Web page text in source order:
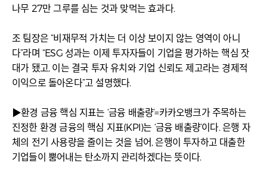
나무 27만 그루를 심는 것과 맞먹는 효과다.
조 팀장은 “비재무적 가치는 더 이상 보이지 않는 영역이 아니
다”라며 “ESG 성과는 이제 투자자들이 기업을 평가하는 핵심 잣
대가 됐고, 이는 결국 투자 유치와 기업 신뢰도 제고라는 경제적
이익으로 돌아온다”고 설명했다.
▶환경 금융 핵심 지표는 ‘금융 배출량’=카카오뱅크가 주목하는
진정한 환경 금융의 핵심 지표(KPI)는 ‘금융 배출량’이다. 은행 자
체의 전기 사용량을 줄이는 것을 넘어, 은행이 투자하고 대출한
기업들이 뿜어내는 탄소까지 관리하겠다는 뜻이다.